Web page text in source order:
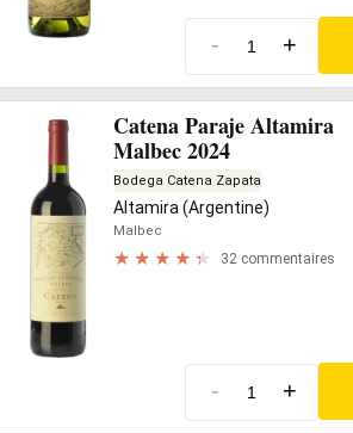
- +
Catena Paraje Altamira
Malbec 2024
Bodega Catena Zapata
Altamira (Argentine)
Malbec
32 commentaires
- +